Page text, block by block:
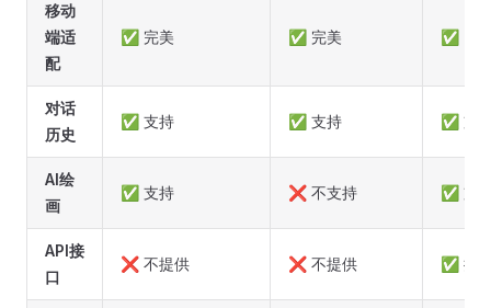
移动
端适
配
✅ 完美 ✅ 完美 ✅ 良
对话
历史
✅ 支持 ✅ 支持 ✅ 支
AI绘
画
✅ 支持 ❌ 不支持 ✅ 支
API接
口
❌ 不提供 ❌ 不提供 ✅ 提